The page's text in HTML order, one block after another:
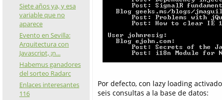
Siete años ya, y esa
variable que no
aparece
Evento en Sevilla:
Arquitectura con
Javascript, ¡n...
Habemus ganadores
del sorteo Radarc
Enlaces interesantes
116
Por defecto, con lazy loading
seis consultas a la base de datos: